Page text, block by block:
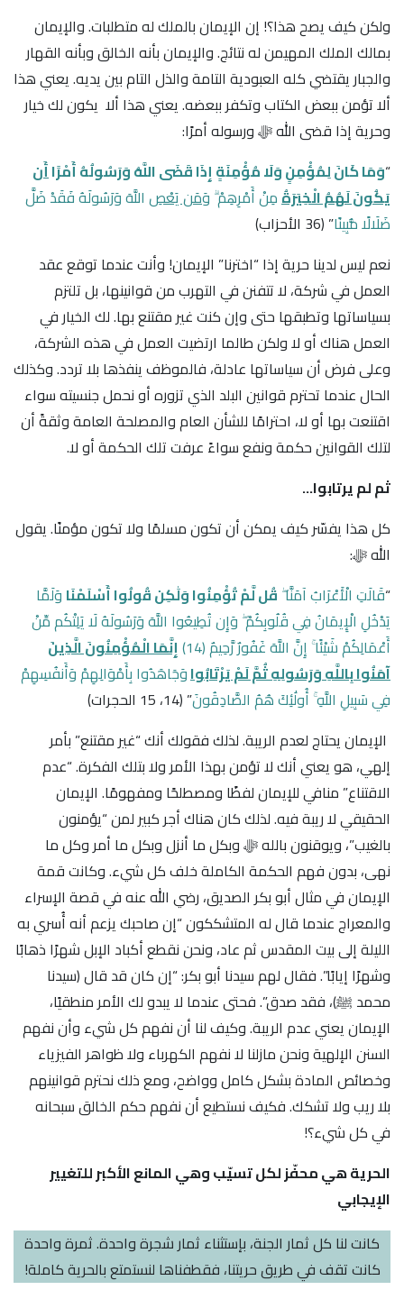
ولكن كيف يصح هذا؟! إن الإيمان بالملك له متطلبات. والإيمان
بمالك الملك المهيمن له نتائج. والإيمان بأنه الخالق وبأنه القهار
والجبار يقتضي كله العبودية التامة والذل التام بين يديه. يعني هذا
ألا تؤمن ببعض الكتاب وتكفر ببعضه. يعني هذا ألا يكون لك خيار
وحرية إذا قضى الله ﷻ ورسوله أمرًا:
“وَمَا كَانَ لِمُؤْمِنٍ وَلَا مُؤْمِنَةٍ إِذَا قَضَى اللَّهُ وَرَسُولُهُ أَمْرًاأَن
يَكُونَ لَهُمُ الْخِيَرَةُمِنْ أَمْرِهِمْ ۗ وَمَن يَعْصِ اللَّهَ وَرَسُولَهُ فَقَدْ ضَلَّ
ضَلَالًا مُّبِينًا” ﴿36 الأحزاب﴾
نعم ليس لدينا حرية إذا “اخترنا” الإيمان! وأنت عندما توقع عقد
العمل في شركة، لا تتفنن في التهرب من قوانينها، بل تلتزم
بسياساتها وتطبقها حتى وإن كنت غير مقتنع بها. لك الخيار في
العمل هناك أو لا ولكن طالما ارتضيت العمل في هذه الشركة،
وعلى فرض أن سياساتها عادلة، فالموظف ينفذها بلا تردد. وكذلك
الحال عندما تحترم قوانين البلد الذي تزوره أو نحمل جنسيته سواء
اقتنعت بها أو لا، احترامًا للشأن العام والمصلحة العامة وثقةً أن
لتلك القوانين حكمة ونفع سواءً عرفت تلك الحكمة أو لا.
ثم لم يرتابوا…
كل هذا يفسّر كيف يمكن أن تكون مسلمًا ولا تكون مؤمنًا. يقول
الله ﷻ:
“قَالَتِ الْأَعْرَابُ آمَنَّا ۖ قُل لَّمْ تُؤْمِنُوا وَلَٰكِن قُولُوا أَسْلَمْنَا وَلَمَّا
يَدْخُلِ الْإِيمَانُ فِي قُلُوبِكُمْ ۖ وَإِن تُطِيعُوا اللَّهَ وَرَسُولَهُ لَا يَلِتْكُم مِّنْ
أَعْمَالِكُمْ شَيْئًا ۚ إِنَّ اللَّهَ غَفُورٌ رَّحِيمٌ (14)
إِنَّمَا الْمُؤْمِنُونَ الَّذِينَ
آمَنُوا بِاللَّهِ وَرَسُولِهِ ثُمَّ لَمْ يَرْتَابُواوَجَاهَدُوا بِأَمْوَالِهِمْ وَأَنفُسِهِمْ
فِي سَبِيلِ اللَّهِ ۚ أُولَٰئِكَ هُمُ الصَّادِقُونَ” ﴿14، 15 الحجرات﴾
الإيمان يحتاج لعدم الريبة. لذلك فقولك أنك “غير مقتنع” بأمر
إلهي، هو يعني أنك لا تؤمن بهذا الأمر ولا بتلك الفكرة. “عدم
الاقتناع” منافي للإيمان لفظًا ومصطلحًا ومفهومًا. الإيمان
الحقيقي لا ريبة فيه. لذلك كان هناك أجر كبير لمن “يؤمنون
بالغيب”، ويوقنون بالله ﷻ وبكل ما أنزل وبكل ما أمر وكل ما
نهى، بدون فهم الحكمة الكاملة خلف كل شيء. وكانت قمة
الإيمان في مثال أبو بكر الصديق، رضي الله عنه في قصة الإسراء
والمعراج عندما قال له المتشككون “إن صاحبك يزعم أنه أُسري به
الليلة إلى بيت المقدس ثم عاد، ونحن نقطع أكباد الإبل شهرًا ذهابًا
وشهرًا إيابًا”. فقال لهم سيدنا أبو بكر: “إن كان قد قال (سيدنا
محمد ﷺ)، فقد صدق”. فحتى عندما لا يبدو لك الأمر منطقيًا،
الإيمان يعني عدم الريبة. وكيف لنا أن نفهم كل شيء وأن نفهم
السنن الإلهية ونحن مازلنا لا نفهم الكهرباء ولا ظواهر الفيزياء
وخصائص المادة بشكل كامل وواضح، ومع ذلك نحترم قوانينهم
بلا ريب ولا تشكك. فكيف نستطيع أن نفهم حكم الخالق سبحانه
في كل شيء؟!
الحرية هي محفّز لكل تسيّب وهي المانع الأكبر للتغيير
الإيجابي
كانت لنا كل ثمار الجنة، بإستثناء ثمار شجرة واحدة. ثمرة واحدة
كانت تقف في طريق حريتنا، فقطفناها لنستمتع بالحرية كاملة!